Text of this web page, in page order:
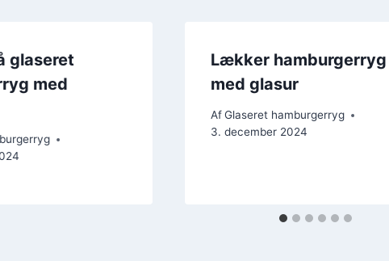
glaseret
med
Lækker hamburgerryg
med glasur
Af Glaseret hamburgerryg
3. december 2024